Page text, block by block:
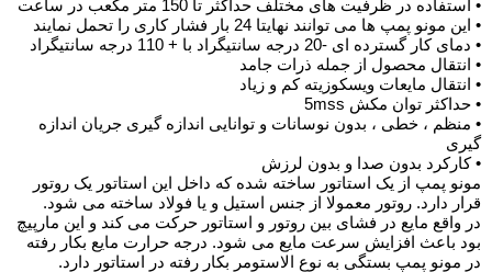
• استفاده در ظرفیت های مختلف حداکثر تا 150 متر مکعب در ساعت
• این مونو پمپ ها می توانند نهایتا 24 بار فشار کاری را تحمل نمایند
• دمای کار گسترده ای -20 درجه سانتیگراد با + 110 درجه سانتیگراد
• انتقال محصول از جمله ذرات جامد
• انتقال مایعات ویسکوزیته کم و زیاد
• حداکثر توان مکش 5mss
• منظم ، خطی ، بدون نوسانات و توانایی اندازه گیری جریان اندازه
گیری
• کارکرد بدون صدا و بدون لرزش
مونو پمپ از یک استاتور ساخته شده که داخل این استاتور یک روتور
قرار دارد. روتور معمولا از جنس استیل و یا فولاد ساخته می شود.
در واقع مایع در فشای بین روتور و استاتور حرکت می کند و این مارپیچ
بود باعث افزایش سرعت مایع می شود. درجه حرارت مایع بکار رفته
در مونو پمپ بستگی به نوع الاستومر بکار رفته در استاتور دارد.